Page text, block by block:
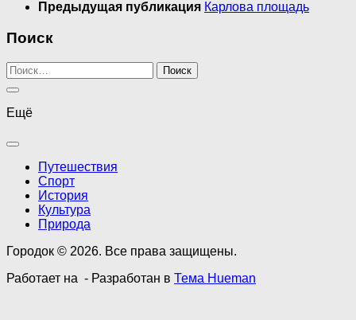
Предыдущая публикация Карлова площадь
Поиск
Найти:
Ещё
Путешествия
Спорт
История
Культура
Природа
Городок © 2026. Все права защищены.
Работает на - Разработан в Тема Hueman